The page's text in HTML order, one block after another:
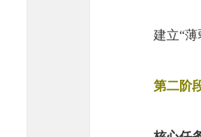
建立“薄
第二阶